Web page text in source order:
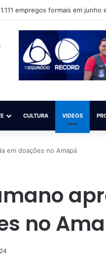
empregos formais em
CULTURA VIDEOS
em doações no Amapá
no